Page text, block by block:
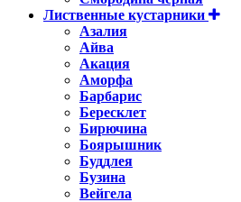
Лиственные кустарники
Азалия
Айва
Акация
Аморфа
Барбарис
Бересклет
Бирючина
Боярышник
Буддлея
Бузина
Вейгела